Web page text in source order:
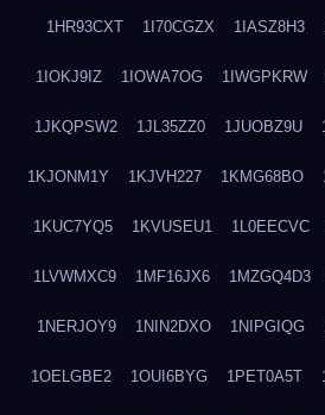
1HR93CXT 1I70CGZX 1IASZ8H3
1IOKJ9IZ 1IOWA7OG 1IWGPKRW
1JKQPSW2 1JL35ZZ0 1JUOBZ9U
1KJONM1Y 1KJVH227 1KMG68BO
1KUC7YQ5 1KVUSEU1 1L0EECVC
1LVWMXC9 1MF16JX6 1MZGQ4D3
1NERJOY9 1NIN2DXO 1NIPGIQG
1OELGBE2 1OUI6BYG 1PET0A5T